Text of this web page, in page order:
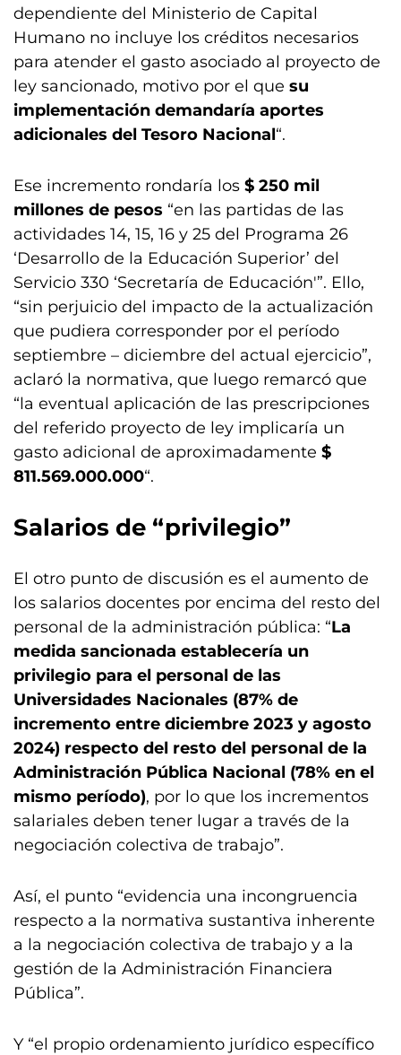
dependiente del Ministerio de Capital
Humano no incluye los créditos necesarios
para atender el gasto asociado al proyecto de
ley sancionado, motivo por el que su
implementación demandaría aportes
adicionales del Tesoro Nacional“.
Ese incremento rondaría los $ 250 mil
millones de pesos “en las partidas de las
actividades 14, 15, 16 y 25 del Programa 26
‘Desarrollo de la Educación Superior’ del
Servicio 330 ‘Secretaría de Educación'”. Ello,
“sin perjuicio del impacto de la actualización
que pudiera corresponder por el período
septiembre – diciembre del actual ejercicio”,
aclaró la normativa, que luego remarcó que
“la eventual aplicación de las prescripciones
del referido proyecto de ley implicaría un
gasto adicional de aproximadamente $
811.569.000.000“.
Salarios de “privilegio”
El otro punto de discusión es el aumento de
los salarios docentes por encima del resto del
personal de la administración pública: “La
medida sancionada establecería un
privilegio para el personal de las
Universidades Nacionales (87% de
incremento entre diciembre 2023 y agosto
2024) respecto del resto del personal de la
Administración Pública Nacional (78% en el
mismo período), por lo que los incrementos
salariales deben tener lugar a través de la
negociación colectiva de trabajo”.
Así, el punto “evidencia una incongruencia
respecto a la normativa sustantiva inherente
a la negociación colectiva de trabajo y a la
gestión de la Administración Financiera
Pública”.
Y “el propio ordenamiento jurídico específico